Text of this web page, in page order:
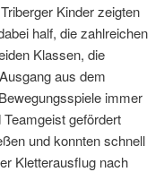
Kinder zeigten
half, die zahlreichen
Klassen, die
aus dem
immer
gefördert
und konnten schnell
Kletterausflug nach